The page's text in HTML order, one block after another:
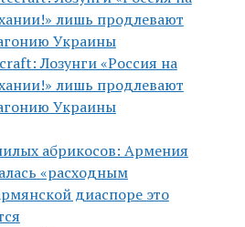
Лозунги «Россия на
лишь продлевают
Украины